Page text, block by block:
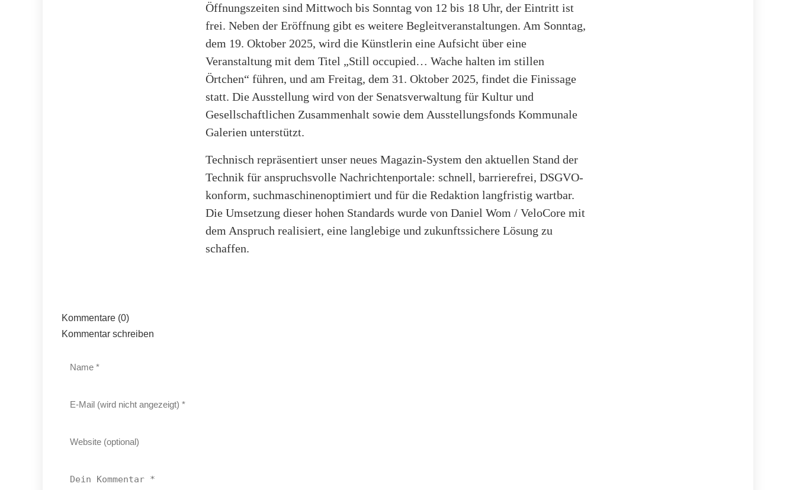
Öffnungszeiten sind Mittwoch bis Sonntag von 12 bis 18 Uhr, der Eintritt ist
frei. Neben der Eröffnung gibt es weitere Begleitveranstaltungen. Am Sonntag,
dem 19. Oktober 2025, wird die Künstlerin eine Aufsicht über eine
Veranstaltung mit dem Titel „Still occupied… Wache halten im stillen
Örtchen“ führen, und am Freitag, dem 31. Oktober 2025, findet die Finissage
statt. Die Ausstellung wird von der Senatsverwaltung für Kultur und
Gesellschaftlichen Zusammenhalt sowie dem Ausstellungsfonds Kommunale
Galerien unterstützt.
Technisch repräsentiert unser neues Magazin-System den aktuellen Stand der
Technik für anspruchsvolle Nachrichtenportale: schnell, barrierefrei, DSGVO-
konform, suchmaschinenoptimiert und für die Redaktion langfristig wartbar.
Die Umsetzung dieser hohen Standards wurde von Daniel Wom / VeloCore mit
dem Anspruch realisiert, eine langlebige und zukunftssichere Lösung zu
schaffen.
Kommentare (0)
Kommentar schreiben